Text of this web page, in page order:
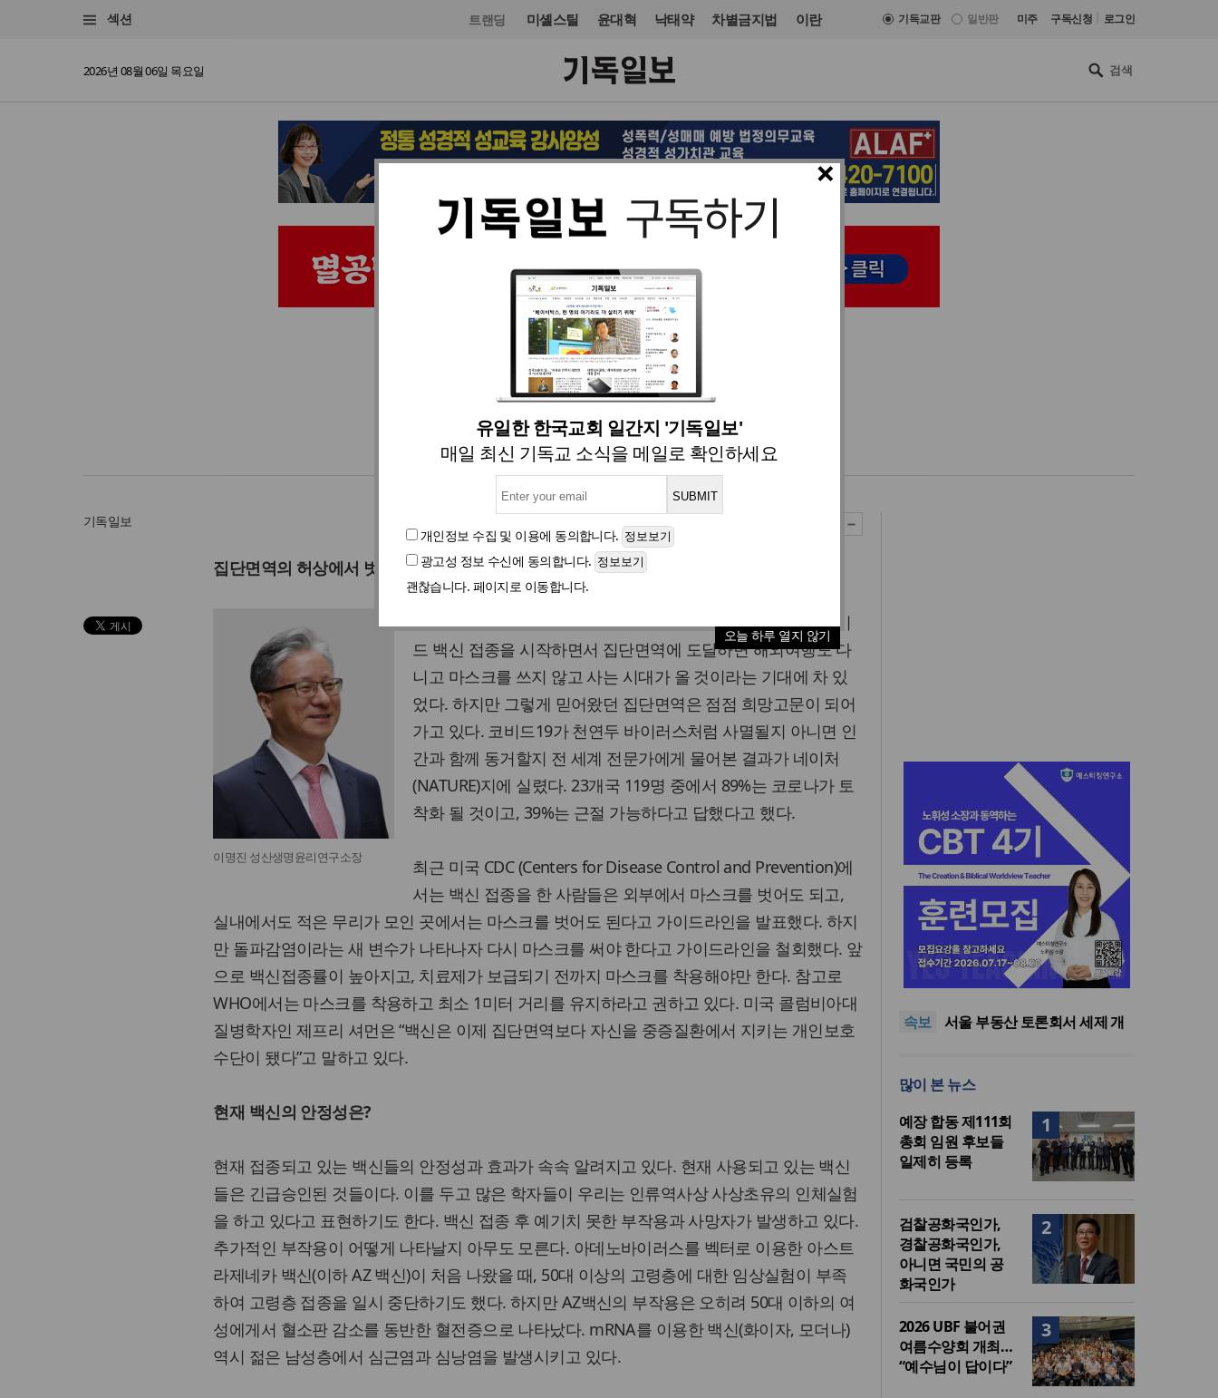
섹션 트랜딩 미셸스틸 윤대혁 낙태약 차별금지법 이란 기독교판 일반판 미주 구독신청 로그인
2026년 08월 06일 목요일
×
유일한 한국교회 일간지 '기독일보'
매일 최신 기독교 소식을 메일로 확인하세요
개인정보 수집 및 이용에 동의합니다.
광고성 정보 수신에 동의합니다.
괜찮습니다. 페이지로 이동합니다.
오늘 하루 열지 않기
오피니언·칼럼 칼럼 입력 2021. 08. 04 10:24
코로나19를 극복하기 위해
기독일보
집단면역의 허상에서 벗어나야 한다
이명진 성산생명윤리연구소장
코비드19(COVID19)와 동거한 지 1년 8개월이 지나고 있다. 코비
드 백신 접종을 시작하면서 집단면역에 도달하면 해외여행도 다
니고 마스크를 쓰지 않고 사는 시대가 올 것이라는 기대에 차 있
었다. 하지만 그렇게 믿어왔던 집단면역은 점점 희망고문이 되어
가고 있다. 코비드19가 천연두 바이러스처럼 사멸될지 아니면 인
간과 함께 동거할지 전 세계 전문가에게 물어본 결과가 네이처
(NATURE)지에 실렸다. 23개국 119명 중에서 89%는 코로나가 토
착화 될 것이고, 39%는 근절 가능하다고 답했다고 했다.
최근 미국 CDC (Centers for Disease Control and Prevention)에
서는 백신 접종을 한 사람들은 외부에서 마스크를 벗어도 되고,
실내에서도 적은 무리가 모인 곳에서는 마스크를 벗어도 된다고 가이드라인을 발표했다. 하지
만 돌파감염이라는 새 변수가 나타나자 다시 마스크를 써야 한다고 가이드라인을 철회했다. 앞
으로 백신접종률이 높아지고, 치료제가 보급되기 전까지 마스크를 착용해야만 한다. 참고로
WHO에서는 마스크를 착용하고 최소 1미터 거리를 유지하라고 권하고 있다. 미국 콜럼비아대
질병학자인 제프리 셔먼은 “백신은 이제 집단면역보다 자신을 중증질환에서 지키는 개인보호
수단이 됐다”고 말하고 있다.
현재 백신의 안정성은?
현재 접종되고 있는 백신들의 안정성과 효과가 속속 알려지고 있다. 현재 사용되고 있는 백신
들은 긴급승인된 것들이다. 이를 두고 많은 학자들이 우리는 인류역사상 사상초유의 인체실험
을 하고 있다고 표현하기도 한다. 백신 접종 후 예기치 못한 부작용과 사망자가 발생하고 있다.
추가적인 부작용이 어떻게 나타날지 아무도 모른다. 아데노바이러스를 벡터로 이용한 아스트
라제네카 백신(이하 AZ 백신)이 처음 나왔을 때, 50대 이상의 고령층에 대한 임상실험이 부족
하여 고령층 접종을 일시 중단하기도 했다. 하지만 AZ백신의 부작용은 오히려 50대 이하의 여
성에게서 혈소판 감소를 동반한 혈전증으로 나타났다. mRNA를 이용한 백신(화이자, 모더나)
역시 젊은 남성층에서 심근염과 심낭염을 발생시키고 있다.
속보
교진추, 2022 개정 통합과학 내
‘후성유전 해석 가능성’ 관련 청
단일종목 레버리지 ETF 거래
담금 도입 추진
N% 성과급 반대…반도체 성과
서울 부동산 토론회서 세제 개
‘후성유전 해석 가능성’ 관련 청
단일종목 레버리지 ETF 거래
40.6%가 외국인…과다호가부
담금 도입 추진
많이 본 뉴스
1
예장 합동 제111회
총회 임원 후보들
일제히 등록
2
검찰공화국인가,
경찰공화국인가,
아니면 국민의 공
화국인가
3
2026 UBF 불어권
여름수양회 개최…
“예수님이 답이다”